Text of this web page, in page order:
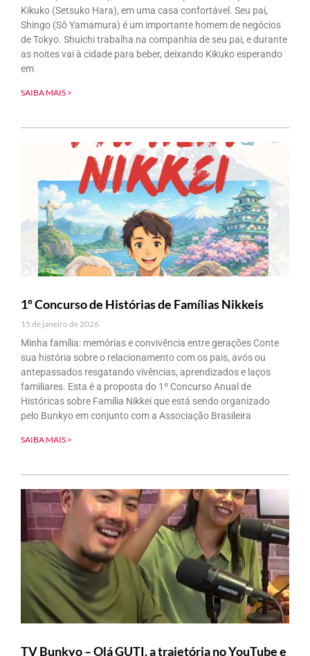
Kikuko (Setsuko Hara), em uma casa confortável. Seu pai,
Shingo (Sô Yamamura) é um importante homem de negócios
de Tokyo. Shuichi trabalha na companhia de seu pai, e durante
as noites vai à cidade para beber, deixando Kikuko esperando
em
SAIBA MAIS >
1º Concurso de Histórias de Famílias Nikkeis
15 de janeiro de 2026
Minha família: memórias e convivência entre gerações Conte
sua história sobre o relacionamento com os pais, avós ou
antepassados resgatando vivências, aprendizados e laços
familiares. Esta é a proposta do 1º Concurso Anual de
Históricas sobre Família Nikkei que está sendo organizado
pelo Bunkyo em conjunto com a Associação Brasileira
SAIBA MAIS >
TV Bunkyo – Olá GUTI, a trajetória no YouTube e